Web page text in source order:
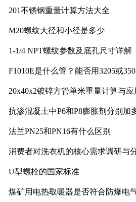
201不锈钢重量计算方法大全
M20螺纹大径和小径是多少
1-1/4 NPT螺纹参数及底孔尺寸详解
F1010E是什么管？能否用3205或
20x40x2镀锌方管单米重量计算与
抗渗混凝土中P6和P8膨胀剂分别加
法兰PN25和PN16有什么区别
消费者对洗衣机的核心需求调研与
U型螺栓的国家标准
煤矿用电热取暖器是否符合防爆电